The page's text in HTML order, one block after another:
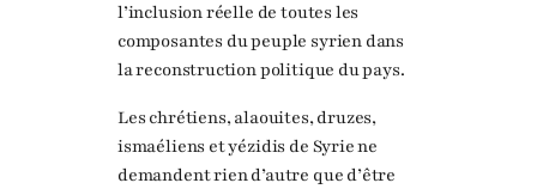
l’inclusion réelle de toutes les
composantes du peuple syrien dans
la reconstruction politique du pays.
Les chrétiens, alaouites, druzes,
ismaéliens et yézidis de Syrie ne
demandent rien d’autre que d’être